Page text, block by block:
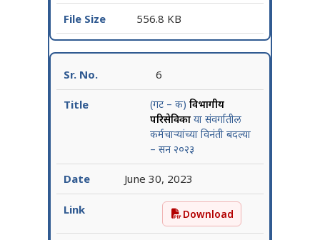
556.8 KB
6
(गट – क) विभागीय
परिसेविकाया संवर्गातील
कर्मचाऱ्यांच्या विनंती बदल्या
– सन २०२३
June 30, 2023
(गट – क) विभागीय
Download